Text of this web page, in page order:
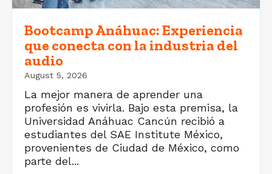
Bootcamp Anáhuac: Experiencia
que conecta con la industria del
audio
August 5, 2026
La mejor manera de aprender una
profesión es vivirla. Bajo esta premisa, la
Universidad Anáhuac Cancún recibió a
estudiantes del SAE Institute México,
provenientes de Ciudad de México, como
parte del...